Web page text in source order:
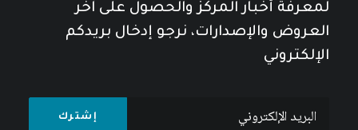
لمعرفة أخبار المركز والحصول على آخر
العروض والإصدارات، نرجو إدخال بريدكم
الإلكتروني